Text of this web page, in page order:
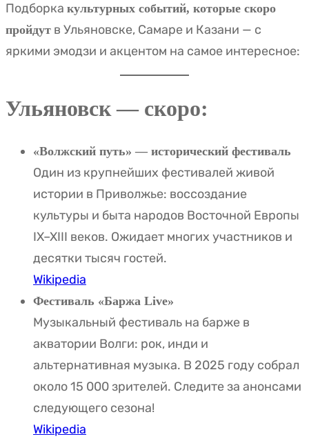
Подборка культурных событий, которые скоро
пройдут в Ульяновске, Самаре и Казани — с
яркими эмодзи и акцентом на самое интересное:
Ульяновск — скоро:
«Волжский путь» — исторический фестиваль
Один из крупнейших фестивалей живой
истории в Приволжье: воссоздание
культуры и быта народов Восточной Европы
IX–XIII веков. Ожидает многих участников и
десятки тысяч гостей.
Wikipedia
Фестиваль «Баржа Live»
Музыкальный фестиваль на барже в
акватории Волги: рок, инди и
альтернативная музыка. В 2025 году собрал
около 15 000 зрителей. Следите за анонсами
следующего сезона!
Wikipedia